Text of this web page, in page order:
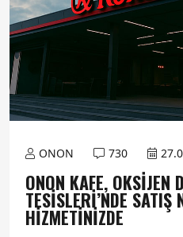
ONON 730
ONON KAFE, OKSİJEN
TESİSLERİ’NDE SATIŞ
HİZMETİNİZDE